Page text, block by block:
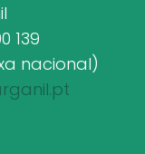
139
nacional)